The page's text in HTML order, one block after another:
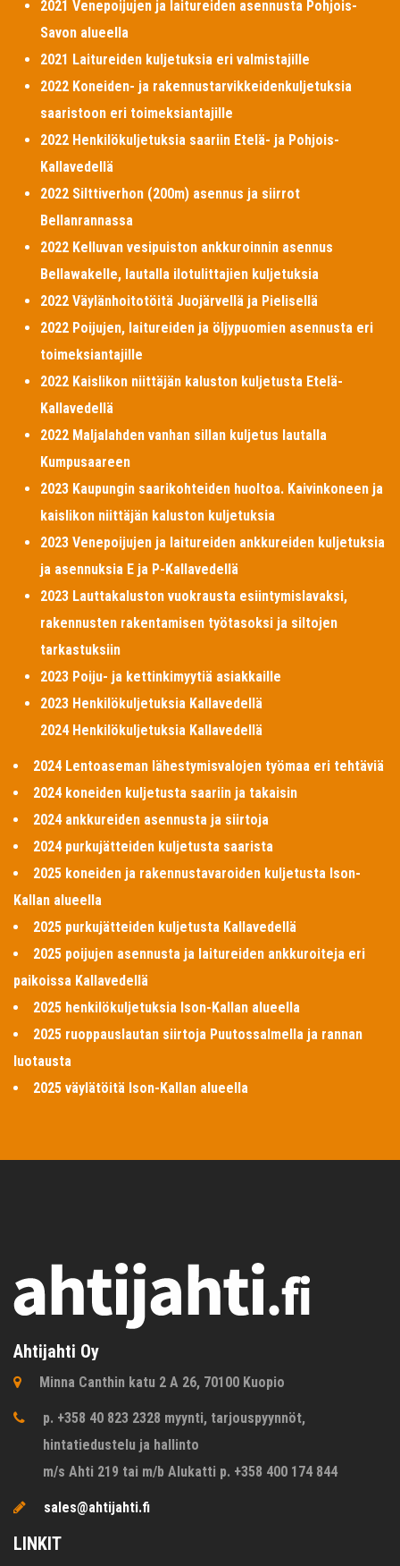
2021 Venepoijujen ja laitureiden asennusta Pohjois-
Savon alueella
2021 Laitureiden kuljetuksia eri valmistajille
2022 Koneiden- ja rakennustarvikkeidenkuljetuksia
saaristoon eri toimeksiantajille
2022 Henkilökuljetuksia saariin Etelä- ja Pohjois-
Kallavedellä
2022 Silttiverhon (200m) asennus ja siirrot
Bellanrannassa
2022 Kelluvan vesipuiston ankkuroinnin asennus
Bellawakelle, lautalla ilotulittajien kuljetuksia
2022 Väylänhoitotöitä Juojärvellä ja Pielisellä
2022 Poijujen, laitureiden ja öljypuomien asennusta eri
toimeksiantajille
2022 Kaislikon niittäjän kaluston kuljetusta Etelä-
Kallavedellä
2022 Maljalahden vanhan sillan kuljetus lautalla
Kumpusaareen
2023 Kaupungin saarikohteiden huoltoa. Kaivinkoneen ja
kaislikon niittäjän kaluston kuljetuksia
2023 Venepoijujen ja laitureiden ankkureiden kuljetuksia
ja asennuksia E ja P-Kallavedellä
2023 Lauttakaluston vuokrausta esiintymislavaksi,
rakennusten rakentamisen työtasoksi ja siltojen
tarkastuksiin
2023 Poiju- ja kettinkimyytiä asiakkaille
2023 Henkilökuljetuksia Kallavedellä
2024 Henkilökuljetuksia Kallavedellä
2024 Lentoaseman lähestymisvalojen työmaa eri tehtäviä
2024 koneiden kuljetusta saariin ja takaisin
2024 ankkureiden asennusta ja siirtoja
2024 purkujätteiden kuljetusta saarista
2025 koneiden ja rakennustavaroiden kuljetusta Ison-
Kallan alueella
2025 purkujätteiden kuljetusta Kallavedellä
2025 poijujen asennusta ja laitureiden ankkuroiteja eri
paikoissa Kallavedellä
2025 henkilökuljetuksia Ison-Kallan alueella
2025 ruoppauslautan siirtoja Puutossalmella ja rannan
luotausta
2025 väylätöitä Ison-Kallan alueella
Ahtijahti Oy
Minna Canthin katu 2 A 26, 70100 Kuopio
p. +358 40 823 2328 myynti, tarjouspyynnöt,
hintatiedustelu ja hallinto
m/s Ahti 219 tai m/b Alukatti p. +358 400 174 844
sales@ahtijahti.fi
LINKIT